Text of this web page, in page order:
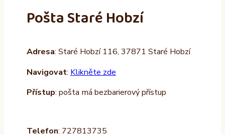
Pošta Staré Hobzí
Adresa: Staré Hobzí 116, 37871 Staré Hobzí
Navigovat: Klikněte zde
Přístup: pošta má bezbarierový přístup
Telefon: 727813735